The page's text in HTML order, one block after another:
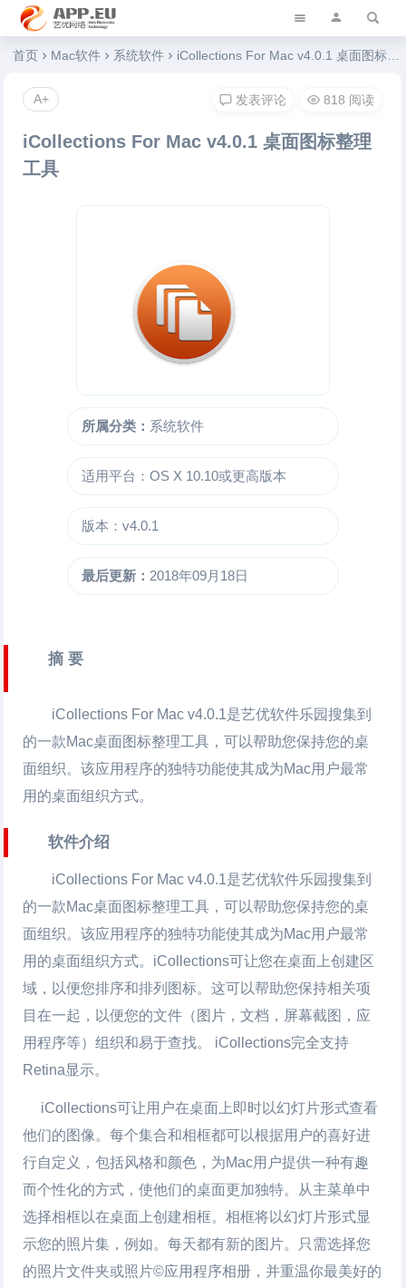
艺优软件乐园
首页 Mac软件 系统软件 iCollections For Mac v4.0.1 桌面图标整理工具
iCollections For Mac v4.0.1 桌面图标整理
工具
所属分类： 系统软件
适用平台：OS X 10.10或更高版本
版本：v4.0.1
最后更新： 2018年09月18日
摘 要
iCollections For Mac v4.0.1是艺优软件乐园搜集到
的一款Mac桌面图标整理工具，可以帮助您保持您的桌
面组织。该应用程序的独特功能使其成为Mac用户最常
用的桌面组织方式。
软件介绍
iCollections For Mac v4.0.1是艺优软件乐园搜集到
的一款Mac桌面图标整理工具，可以帮助您保持您的桌
面组织。该应用程序的独特功能使其成为Mac用户最常
用的桌面组织方式。iCollections可让您在桌面上创建区
域，以便您排序和排列图标。这可以帮助您保持相关项
目在一起，以便您的文件（图片，文档，屏幕截图，应
用程序等）组织和易于查找。 iCollections完全支持
Retina显示。
iCollections可让用户在桌面上即时以幻灯片形式查看
他们的图像。每个集合和相框都可以根据用户的喜好进
行自定义，包括风格和颜色，为Mac用户提供一种有趣
而个性化的方式，使他们的桌面更加独特。从主菜单中
选择相框以在桌面上创建相框。相框将以幻灯片形式显
示您的照片集，例如。每天都有新的图片。只需选择您
的照片文件夹或照片©应用程序相册，并重温你最美好的
发表评论 818 阅读
A+